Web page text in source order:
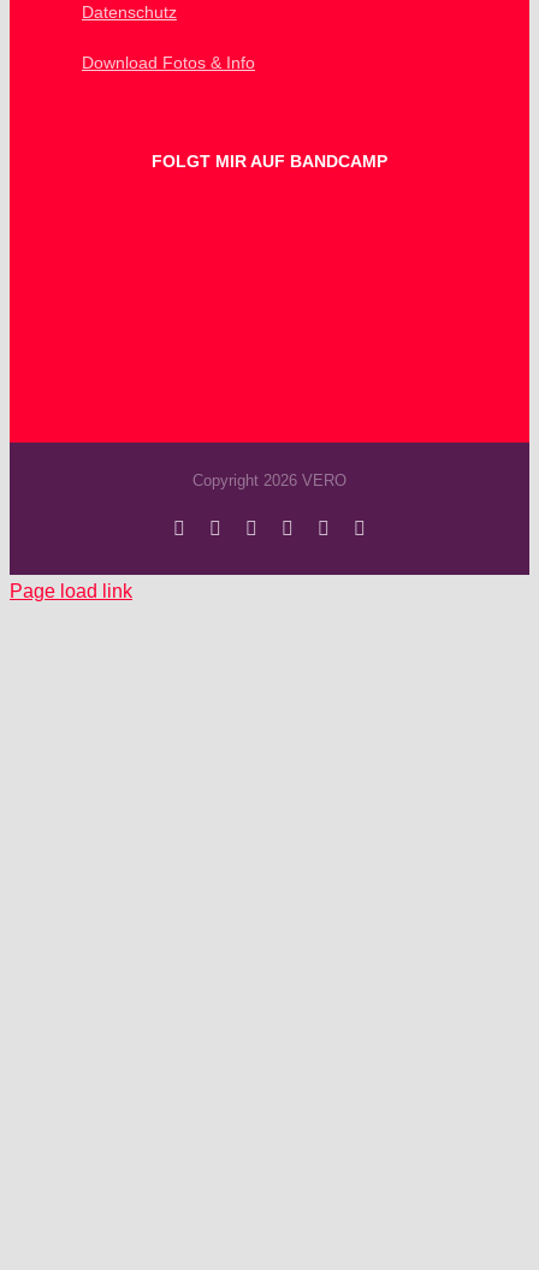
Datenschutz
Download Fotos & Info
FOLGT MIR AUF BANDCAMP
Copyright 2026 VERO
FacebookInstagramYouTube
SpotifySoundCloud
Page load link